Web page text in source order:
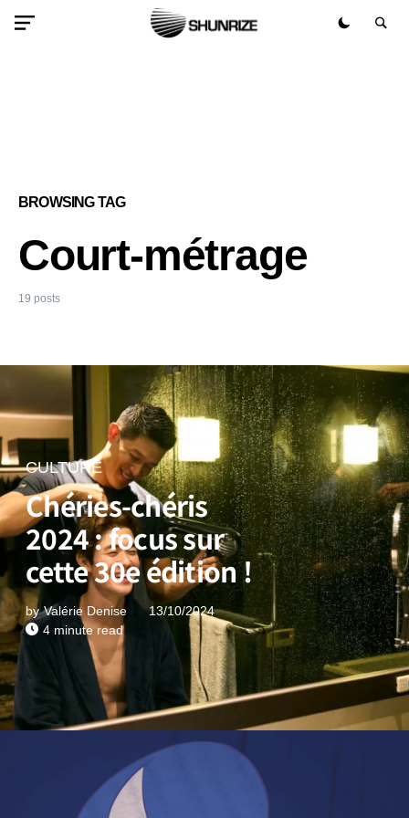
BROWSING TAG
Court-métrage
19 posts
CULTURE
Chéries-chéris
2024 : focus sur
cette 30e édition !
by Valérie Denise
13/10/2024
4 minute read